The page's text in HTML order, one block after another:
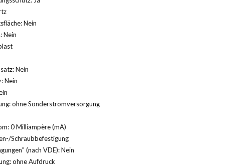
Nein
Nein
Nein
Nein
ohne Sonderstromversorgung
0 Milliampère (mA)
Schraubbefestigung
(nach VDE): Nein
ohne Aufdruck